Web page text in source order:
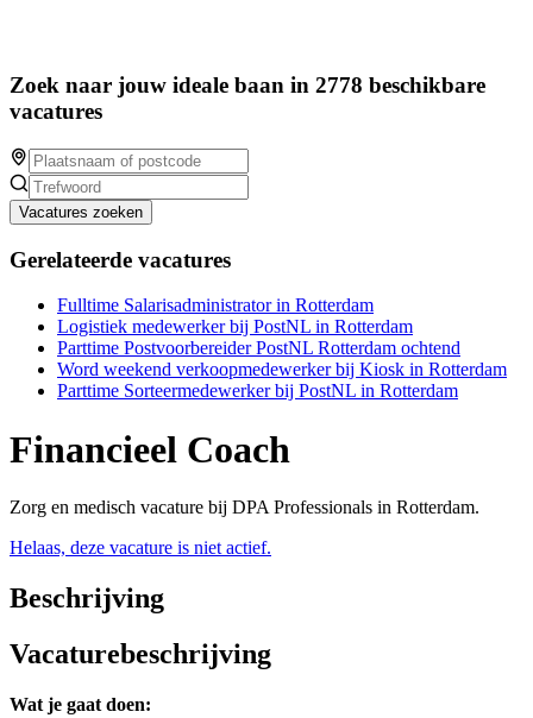
Zoek naar jouw ideale baan in 2778 beschikbare
vacatures
Vacatures zoeken
Gerelateerde vacatures
Fulltime Salarisadministrator in Rotterdam
Logistiek medewerker bij PostNL in Rotterdam
Parttime Postvoorbereider PostNL Rotterdam ochtend
Word weekend verkoopmedewerker bij Kiosk in Rotterdam
Parttime Sorteermedewerker bij PostNL in Rotterdam
Financieel Coach
Zorg en medisch vacature bij DPA Professionals in Rotterdam.
Helaas, deze vacature is niet actief.
Beschrijving
Vacaturebeschrijving
Wat je gaat doen: